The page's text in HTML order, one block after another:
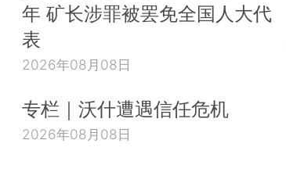
年 矿长涉罪被罢免全国人大代
表
2026年08月08日
专栏｜沃什遭遇信任危机
2026年08月08日